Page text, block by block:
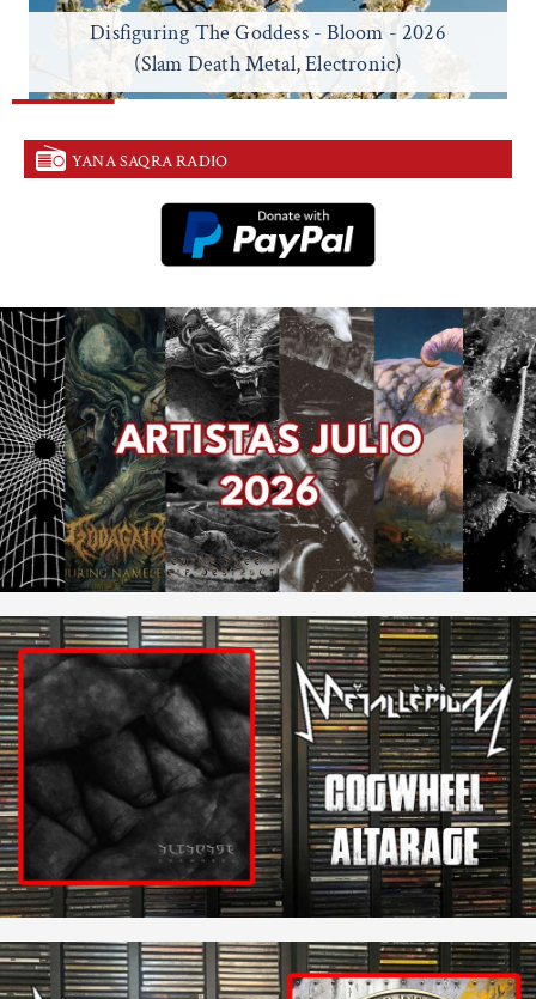
Disfiguring The Goddess - Bloom - 2026
(Slam Death Metal, Electronic)
YANA SAQRA RADIO